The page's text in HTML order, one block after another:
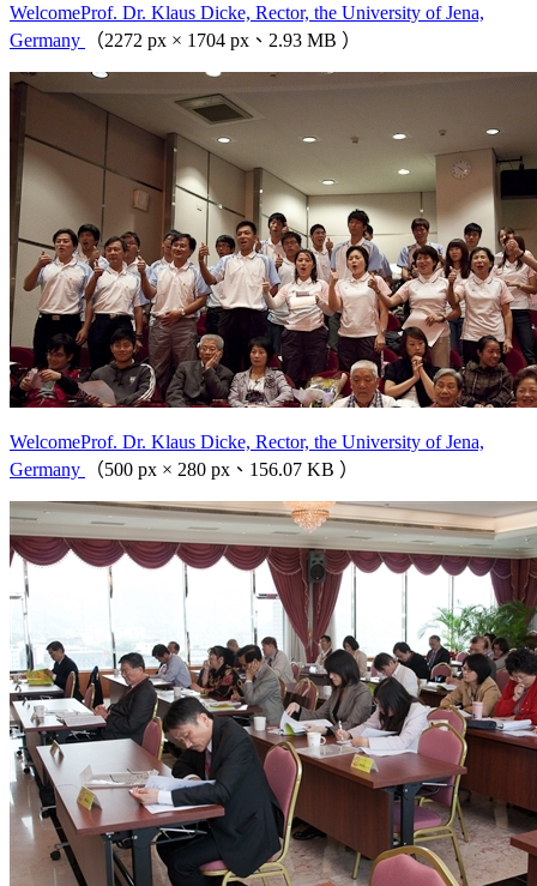
WelcomeProf. Dr. Klaus Dicke, Rector, the University of Jena,
Germany
（2272 px × 1704 px、2.93 MB ）
WelcomeProf. Dr. Klaus Dicke, Rector, the University of Jena,
Germany
（500 px × 280 px、156.07 KB ）